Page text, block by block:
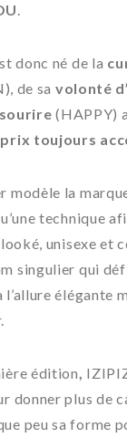
.
donc né de la
de sa volonté
(HAPPY)
toujours
modèle la
technique
unisexe et
singulier qui
élégante
édition,
donner plus de
peu sa forme